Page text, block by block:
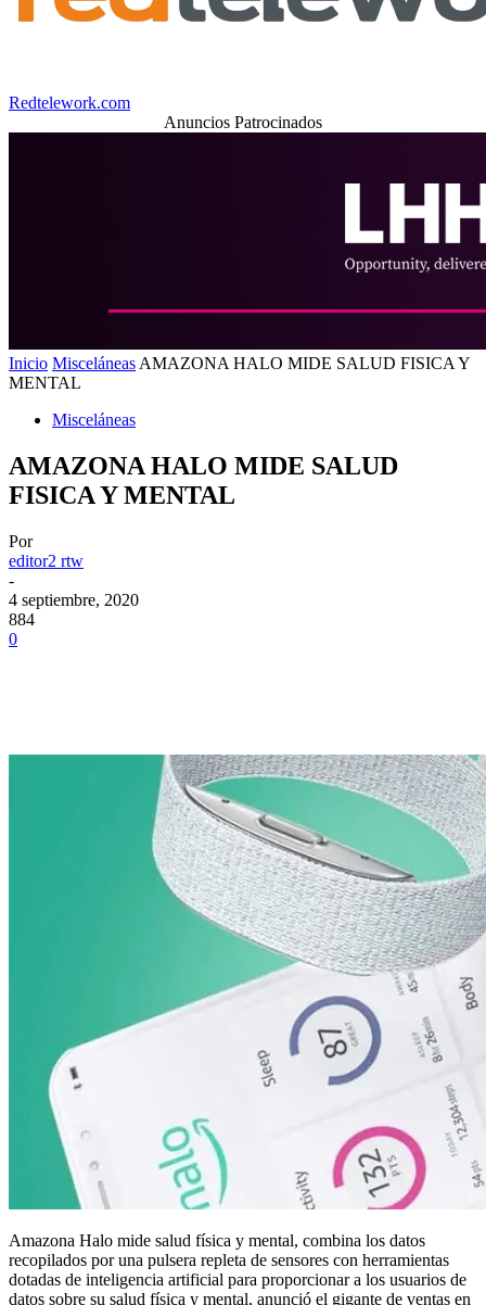
Redtelework.com
Anuncios Patrocinados
Inicio Misceláneas AMAZONA HALO MIDE SALUD FISICA Y
MENTAL
Misceláneas
AMAZONA HALO MIDE SALUD
FISICA Y MENTAL
Por
editor2 rtw
-
4 septiembre, 2020
884
0
Amazona Halo mide salud física y mental, combina los datos
recopilados por una pulsera repleta de sensores con herramientas
dotadas de inteligencia artificial para proporcionar a los usuarios de
datos sobre su salud física y mental, anunció el gigante de ventas en